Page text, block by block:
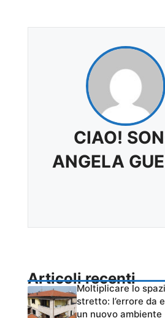
CIAO!
ANGELA
Articoli recenti
Moltiplicare lo
stretto: l’errore da
un nuovo ambiente